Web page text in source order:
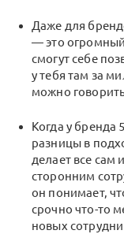
Даже для
— это
смогут себе
у тебя там за
можно
Когда у бренда
разницы в
делает все сам
сторонним
он понимает,
срочно что-то
новых